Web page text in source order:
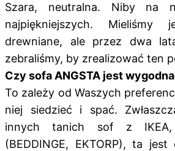
Szara, neutralna. Niby na
najpiękniejszych.
drewniane, ale przez dwa
zebraliśmy, by zrealizować ten
Czy sofa ANGSTA jest
To zależy od Waszych
niej siedzieć i spać.
innych tanich sof z IKEA,
(BEDDINGE, EKTORP), ta